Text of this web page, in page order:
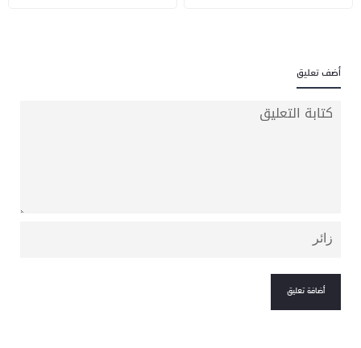
أضف تعليق